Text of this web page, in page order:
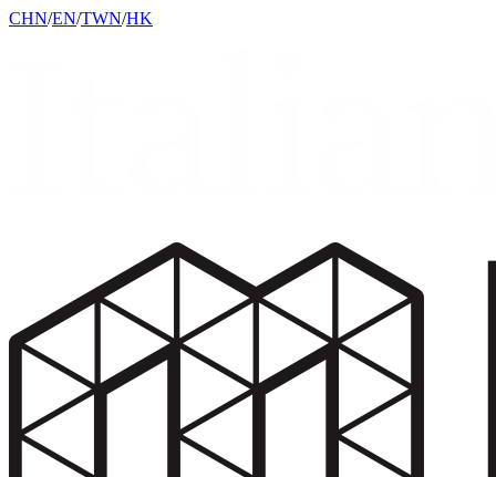
CHN/EN/TWN/HK